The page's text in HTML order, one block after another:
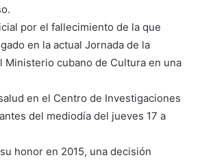
por el fallecimiento de la que
en la actual Jornada de la
cubano de Cultura en una
en el Centro de Investigaciones
del mediodía del jueves 17 a
honor en 2015, una decisión